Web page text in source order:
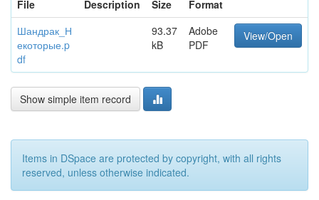
File
Description Size
Format
Шандрак_Н
екоторые.p
df
93.37
kB
Adobe
PDF
View/Open
Show simple item record
Items in DSpace are protected by copyright, with all rights
reserved, unless otherwise indicated.